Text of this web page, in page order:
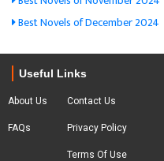
Best Novels of December 2024
Useful Links
About Us
FAQs
Contact Us
Privacy Policy
Terms Of Use